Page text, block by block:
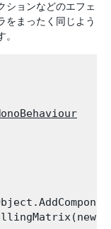
ションなどのエフェ
をまったく同じよう